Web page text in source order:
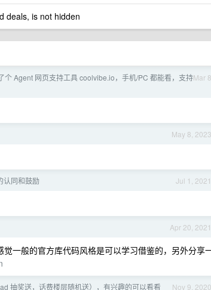
deals, is not hidden
Mar 8
个 Agent 网页支持工具 coolvibe.io，手机/PC 都能看，支持
May 8, 2023
Jul 1, 2021
认同和鼓励
Apr 20, 2021
一般的官方库代码风格是可以学习借鉴的，另外分享
Nov 9, 2020
抽奖送，话费楼层随机送），有兴趣的可以看看